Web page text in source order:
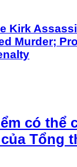
Kirk
Murder;
có thể
Tổng